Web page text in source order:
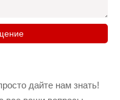
дайте нам знать!